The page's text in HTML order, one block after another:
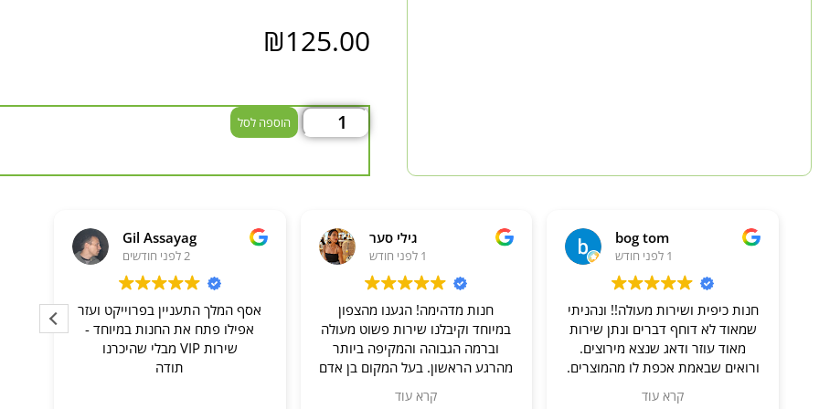
₪125.00
הוספה לסל
Gil Assayag
2 לפני חודשים
אסף המלך התעניין בפרוייקט ועזר
אפילו פתח את החנות במיוחד -
שירות VIP מבלי שהיכרנו
תודה
גילי סער
1 לפני חודש
חנות מדהימה! הגענו מהצפון
במיוחד וקיבלנו שירות פשוט מעולה
וברמה הגבוהה והמקיפה ביותר
מהרגע הראשון. בעל המקום בן אדם
שאלה מקטנה ועד גדולה עם המון
קרא עוד
bog tom
1 לפני חודש
חנות כיפית ושירות מעולה!! ונהניתי
שמאוד לא דוחף דברים ונתן שירות
מאוד עוזר ודאג שנצא מירוצים.
ורואים שבאמת אכפת לו מהמוצרים.
בעצמם, אז גם מאוד מעניין לראות
קרא עוד